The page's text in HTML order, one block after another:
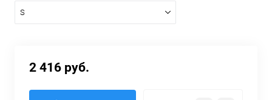
S
2 416 руб.